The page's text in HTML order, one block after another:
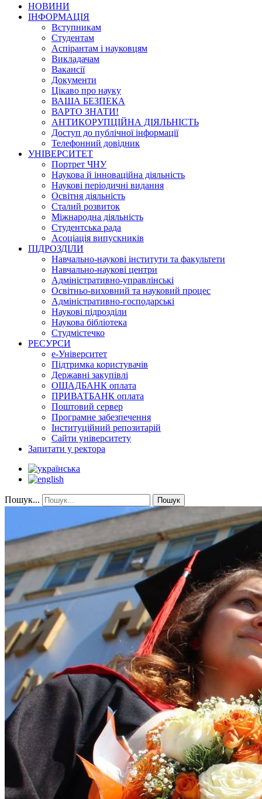
НОВИНИ
ІНФОРМАЦІЯ
Вступникам
Студентам
Аспірантам і науковцям
Викладачам
Вакансії
Документи
Цікаво про науку
ВАША БЕЗПЕКА
ВАРТО ЗНАТИ!
АНТИКОРУПЦІЙНА ДІЯЛЬНІСТЬ
Доступ до публічної інформації
Телефонний довідник
УНІВЕРСИТЕТ
Портрет ЧНУ
Наукова й інноваційна діяльність
Наукові періодичні видання
Освітня діяльність
Сталий розвиток
Міжнародна діяльність
Студентська рада
Асоціація випускників
ПІДРОЗДІЛИ
Навчально-наукові інститути та факультети
Навчально-наукові центри
Адміністративно-управлінські
Освітньо-виховний та науковий процес
Адміністративно-господарські
Наукові підрозділи
Наукова бібліотека
Студмістечко
РЕСУРСИ
е-Університет
Підтримка користувачів
Державні закупівлі
ОЩАДБАНК оплата
ПРИВАТБАНК оплата
Поштовий сервер
Програмне забезпечення
Інституційний репозитарій
Сайти університету
Запитати у ректора
Пошук... Пошук